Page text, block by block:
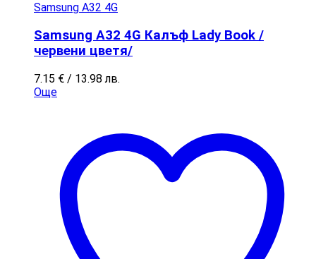
Samsung A32 4G
Samsung A32 4G Калъф Lady Book /
червени цветя/
7.15 € / 13.98 лв.
Още